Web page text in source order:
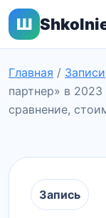
Ш
Главная / Записи
партнер» в 2023
сравнение,
Запись